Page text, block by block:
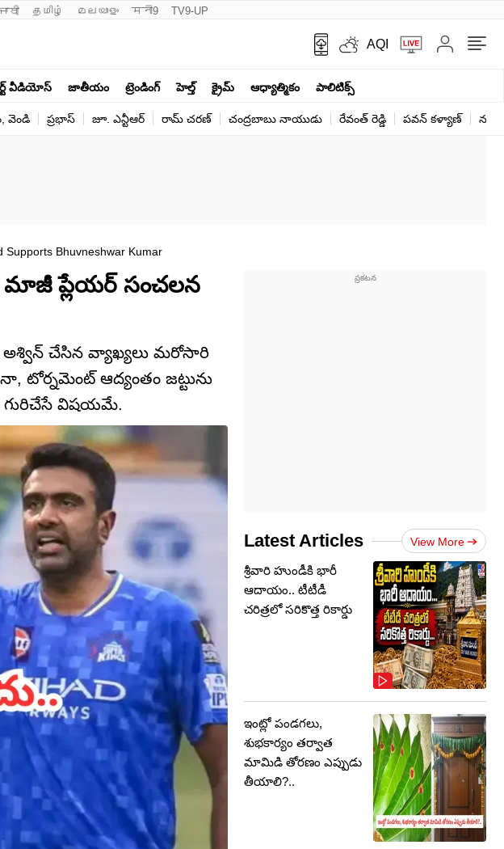
தமிழ் മലയാളം मनी9 TV9-UP
AQI
వీడియోస్ జాతీయం ట్రెండింగ్ హెల్త్‌ క్రైమ్ ఆధ్యాత్మికం పాలిటిక్స్‌
వెండి ప్రభాస్ జూ. ఎన్టీఆర్ రామ్ చ‌ర‌ణ్‌ చంద్రబాబు నాయుడు రేవంత్ రెడ్డి పవన్ కళ్యాణ్
Supports Bhuvneshwar Kumar
మాజీ ప్లేయర్ సంచలన
అశ్విన్ చేసిన వ్యాఖ్యలు మరోసారి
ఆద్యంతం జట్టును
గురిచేసే విషయమే.
Latest Articles View More
శ్రీవారి హుండీకి భారీ
ఆదాయం.. టీటీడీ
చరిత్రలో సరికొత్త రికార్డు
ఇంట్లో పండగలు,
శుభకార్యం తర్వాత
మామిడి తోరణం ఎప్పుడు
తీయాలి?..